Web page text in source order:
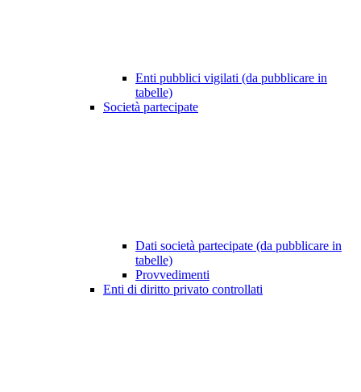
Enti pubblici vigilati (da pubblicare in
tabelle)
Società partecipate
Dati società partecipate (da pubblicare in
tabelle)
Provvedimenti
Enti di diritto privato controllati